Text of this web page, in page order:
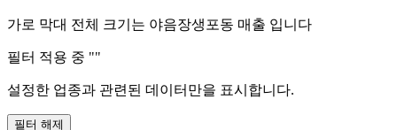
가로 막대 전체 크기는 야음장생포동 매출 입니다
필터 적용 중 ""
설정한 업종과 관련된 데이터만을 표시합니다.
필터 해제